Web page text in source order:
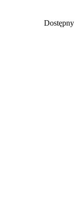
Dostępny